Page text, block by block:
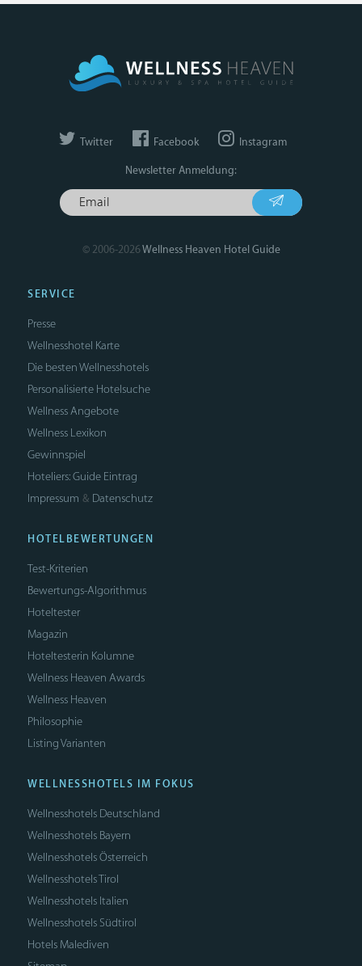
Twitter Facebook Instagram
Newsletter Anmeldung:
© 2006-2026Wellness Heaven Hotel Guide
SERVICE
Presse
Wellnesshotel Karte
Die besten Wellnesshotels
Personalisierte Hotelsuche
Wellness Angebote
Wellness Lexikon
Gewinnspiel
Hoteliers: Guide Eintrag
Impressum & Datenschutz
HOTELBEWERTUNGEN
Test-Kriterien
Bewertungs-Algorithmus
Hoteltester
Magazin
Hoteltesterin Kolumne
Wellness Heaven Awards
Wellness Heaven
Philosophie
Listing Varianten
WELLNESSHOTELS IM FOKUS
Wellnesshotels Deutschland
Wellnesshotels Bayern
Wellnesshotels Österreich
Wellnesshotels Tirol
Wellnesshotels Italien
Wellnesshotels Südtirol
Hotels Malediven